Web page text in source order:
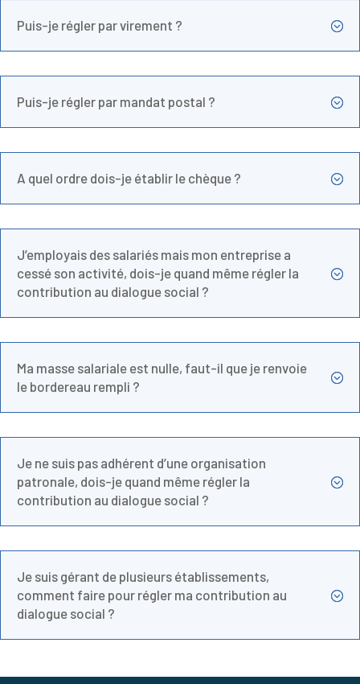
;
Puis-je régler par virement ?
;
Puis-je régler par mandat postal ?
;
A quel ordre dois-je établir le chèque ?
;
J’employais des salariés mais mon entreprise a
cessé son activité, dois-je quand même régler la
contribution au dialogue social ?
;
Ma masse salariale est nulle, faut-il que je renvoie
le bordereau rempli ?
;
Je ne suis pas adhérent d’une organisation
patronale, dois-je quand même régler la
contribution au dialogue social ?
;
Je suis gérant de plusieurs établissements,
comment faire pour régler ma contribution au
dialogue social ?